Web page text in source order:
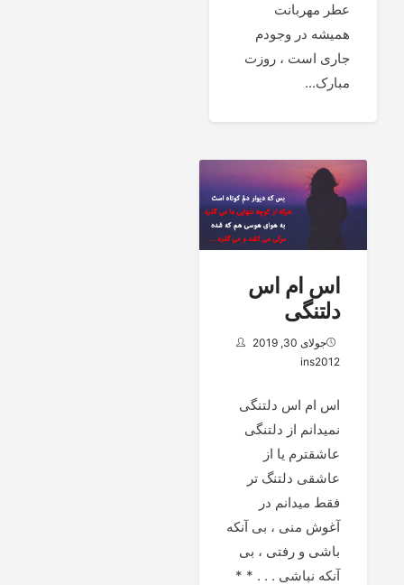
عطر مهربانت
همیشه در وجودم
جاری است ، روزت
مبارک...
اس ام اس
دلتنگی
جولای 30, 2019
ins2012
اس ام اس دلتنگی
نمیدانم از دلتنگی
عاشقترم یا از
عاشقی دلتنگ تر
فقط میدانم در
آغوش منی ، بی آنکه
باشی و رفتی ، بی
آنکه نباشی . . . * *